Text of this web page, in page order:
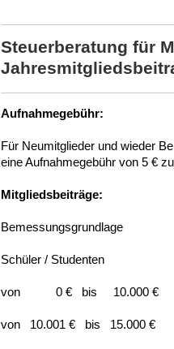
Steuerberatung für
Aufnahmegebühr:
Für Neumitglieder und wieder
eine Aufnahmegebühr von 5 €
Mitgliedsbeiträge:
Schüler /
von 0 € bis
von 10.001 € bis